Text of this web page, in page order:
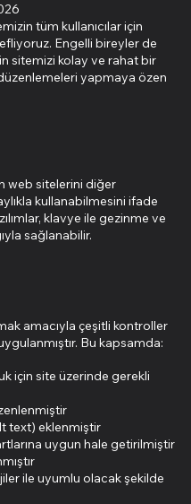
tüm kullanıcılar için
Engelli bireyler de
sitemizi kolay ve rahat bir
yapmaya özen
web sitelerini diğer
kullanabilmesini ifade
klavye ile gezinme ve
sağlanabilir.
amacıyla çeşitli kontroller
Bu kapsamda:
için site üzerinde gerekli
text) eklenmiştir
uygun hale getirilmiştir
ile uyumlu olacak şekilde